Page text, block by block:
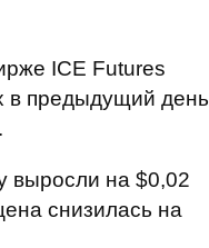
ICE Futures
в предыдущий день
выросли на $0,02
снизилась на